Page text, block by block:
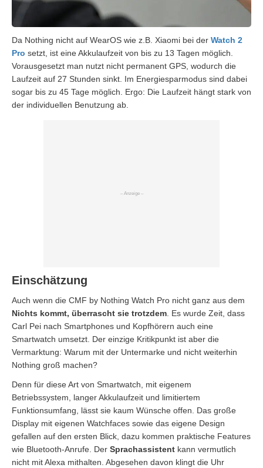
Da Nothing nicht auf WearOS wie z.B. Xiaomi bei der Watch 2
Pro setzt, ist eine Akkulaufzeit von bis zu 13 Tagen möglich.
Vorausgesetzt man nutzt nicht permanent GPS, wodurch die
Laufzeit auf 27 Stunden sinkt. Im Energiesparmodus sind dabei
sogar bis zu 45 Tage möglich. Ergo: Die Laufzeit hängt stark von
der individuellen Benutzung ab.
Einschätzung
Auch wenn die CMF by Nothing Watch Pro nicht ganz aus dem
Nichts kommt, überrascht sie trotzdem. Es wurde Zeit, dass
Carl Pei nach Smartphones und Kopfhörern auch eine
Smartwatch umsetzt. Der einzige Kritikpunkt ist aber die
Vermarktung: Warum mit der Untermarke und nicht weiterhin
Nothing groß machen?
Denn für diese Art von Smartwatch, mit eigenem
Betriebssystem, langer Akkulaufzeit und limitiertem
Funktionsumfang, lässt sie kaum Wünsche offen. Das große
Display mit eigenen Watchfaces sowie das eigene Design
gefallen auf den ersten Blick, dazu kommen praktische Features
wie Bluetooth-Anrufe. Der Sprachassistent kann vermutlich
nicht mit Alexa mithalten. Abgesehen davon klingt die Uhr